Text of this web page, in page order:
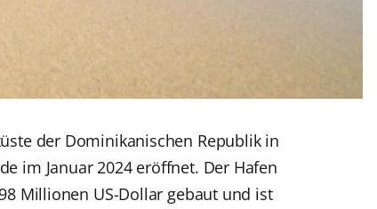
der Dominikanischen Republik in
im Januar 2024 eröffnet. Der Hafen
Millionen US-Dollar gebaut und ist